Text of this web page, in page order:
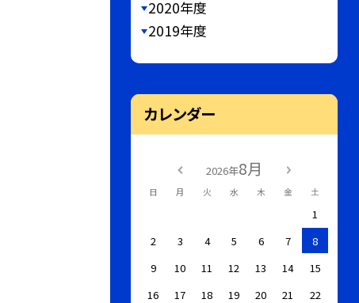
2020年度
2019年度
カレンダー
2026年8月
日 月 火 水 木 金 土
1
2
3 4 5 6 7
8
9
10 11 12 13 14
15
16
17 18 19 20 21
22